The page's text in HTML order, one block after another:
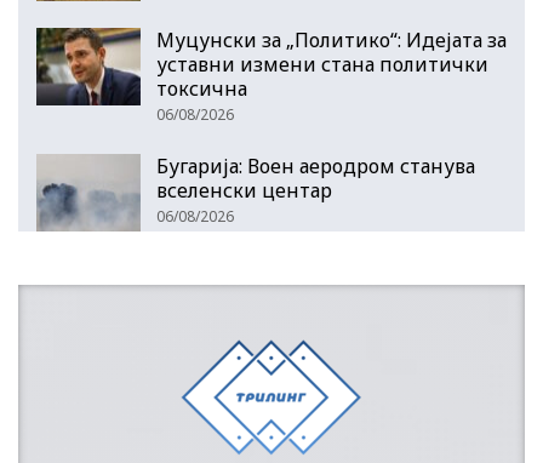
Муцунски за „Политико“: Идејата за
уставни измени стана политички
токсична
06/08/2026
Бугарија: Воен аеродром станува
вселенски центар
06/08/2026